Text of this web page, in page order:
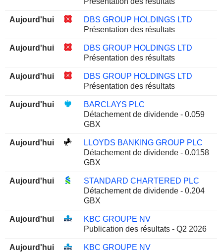
Aujourd'hui
DBS GROUP HOLDINGS LTD
Présentation des résultats
Aujourd'hui
DBS GROUP HOLDINGS LTD
Présentation des résultats
Aujourd'hui
DBS GROUP HOLDINGS LTD
Présentation des résultats
Aujourd'hui
BARCLAYS PLC
Détachement de dividende - 0.059
GBX
Aujourd'hui
LLOYDS BANKING GROUP PLC
Détachement de dividende - 0.0158
GBX
Aujourd'hui
STANDARD CHARTERED PLC
Détachement de dividende - 0.204
GBX
Aujourd'hui
KBC GROUPE NV
Publication des résultats - Q2 2026
Aujourd'hui
KBC GROUPE NV